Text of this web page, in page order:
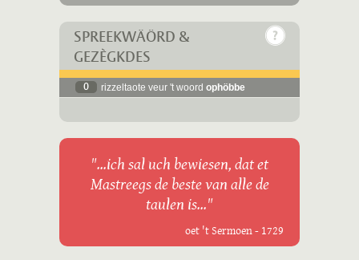
SPREEKWÄÖRD &
GEZÈGKDES
0 rizzeltaote veur 't woord ophöbbe
"...ich sal uch bewiesen, dat et
Mastreegs de beste van alle de
taulen is..."
oet 't Sermoen - 1729